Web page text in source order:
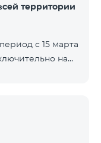
просим
территории
с 15 марта
на
25% при